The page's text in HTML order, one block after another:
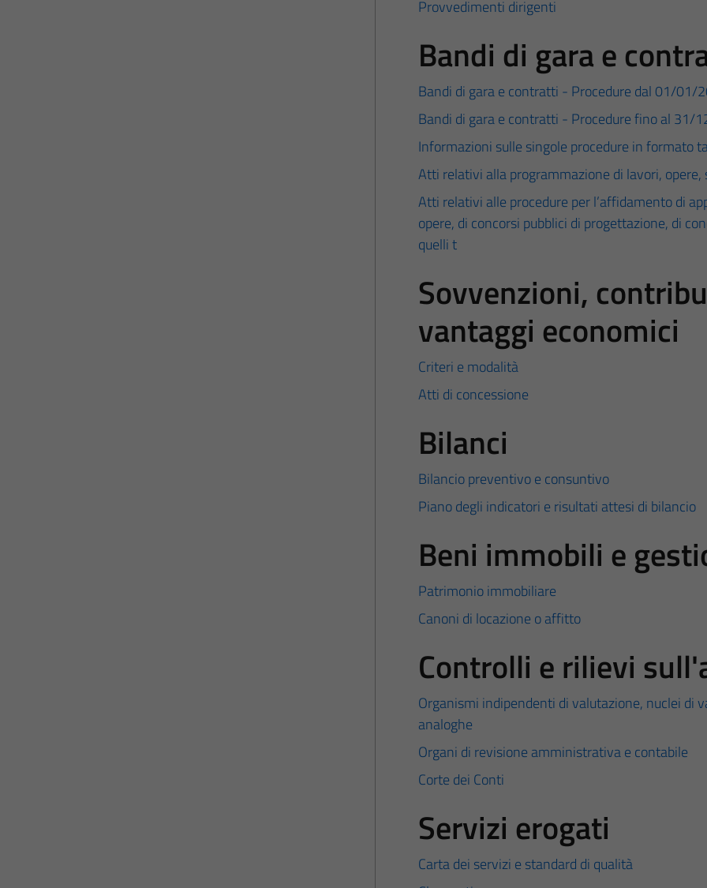
Provvedimenti dirigenti
Bandi di gara e
Bandi di gara e contratti - Procedure dal 01/01/
Bandi di gara e contratti - Procedure fino al 31/
Informazioni sulle singole procedure in formato
Atti relativi alla programmazione di lavori,
Atti relativi alle procedure per l’affidamento di
opere, di concorsi pubblici di progettazione, di
quelli t
Sovvenzioni,
vantaggi economici
Criteri e modalità
Atti di concessione
Bilanci
Bilancio preventivo e consuntivo
Piano degli indicatori e risultati attesi di bilancio
Beni immobili e
Patrimonio immobiliare
Canoni di locazione o affitto
Controlli e rilievi
Organismi indipendenti di valutazione, nuclei di
analoghe
Organi di revisione amministrativa e contabile
Corte dei Conti
Servizi erogati
Carta dei servizi e standard di qualità